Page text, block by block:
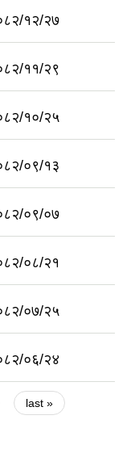
१२/२७
११/२९
१०/२५
०९/१३
०९/०७
०८/२१
०७/२५
०६/२४
last »